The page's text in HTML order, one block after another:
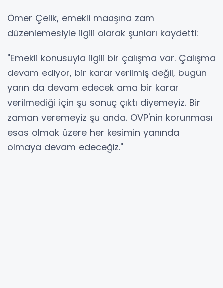
Ömer Çelik, emekli maaşına zam
düzenlemesiyle ilgili olarak şunları kaydetti:
"Emekli konusuyla ilgili bir çalışma var. Çalışma
devam ediyor, bir karar verilmiş değil, bugün
yarın da devam edecek ama bir karar
verilmediği için şu sonuç çıktı diyemeyiz. Bir
zaman veremeyiz şu anda. OVP'nin korunması
esas olmak üzere her kesimin yanında
olmaya devam edeceğiz."